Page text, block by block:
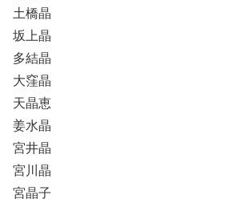
土橋晶
坂上晶
多結晶
大窪晶
天晶恵
姜水晶
宮井晶
宮川晶
宮晶子